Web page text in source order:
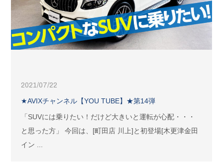
2021/07/22
★AVIXチャンネル【YOU TUBE】★第14弾
「SUVには乗りたい！だけど大きいと運転が心配・・・
と思った方」 今回は、[町田店 川上]と初登場[木更津金田
イン ...